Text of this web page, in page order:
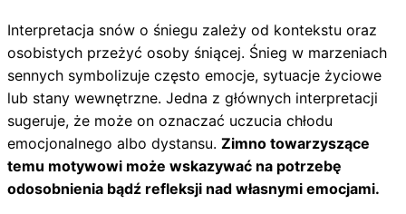
Interpretacja snów o śniegu zależy od kontekstu oraz
osobistych przeżyć osoby śniącej. Śnieg w marzeniach
sennych symbolizuje często emocje, sytuacje życiowe
lub stany wewnętrzne. Jedna z głównych interpretacji
sugeruje, że może on oznaczać uczucia chłodu
emocjonalnego albo dystansu. Zimno towarzyszące
temu motywowi może wskazywać na potrzebę
odosobnienia bądź refleksji nad własnymi emocjami.